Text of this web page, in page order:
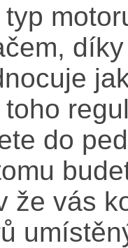
typ
toho
do
že vás